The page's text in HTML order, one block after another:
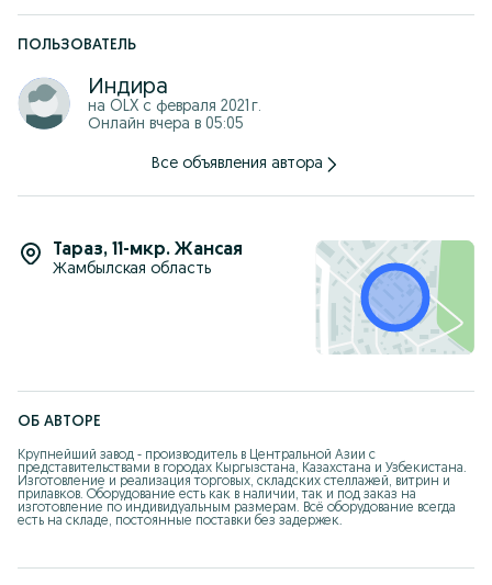
ПОЛЬЗОВАТЕЛЬ
Индира
на OLX с февраля 2021 г.
Онлайн вчера в 05:05
Все объявления автора
Тараз, 11-мкр. Жансая
Жамбылская область
ОБ АВТОРЕ
Крупнейший завод - производитель в Центральной Азии с
представительствами в городах Кыргызстана, Казахстана и Узбекистана.
Изготовление и реализация торговых, складских стеллажей, витрин и
прилавков. Оборудование есть как в наличии, так и под заказ на
изготовление по индивидуальным размерам. Всё оборудование всегда
есть на складе, постоянные поставки без задержек.